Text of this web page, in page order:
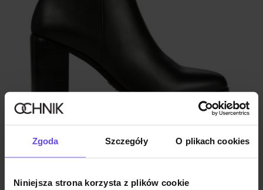
Zgoda Szczegóły O plikach cookies
Niniejsza strona korzysta z plików cookie
Premium
Czarne skórzane botki damskie
279,90 zł